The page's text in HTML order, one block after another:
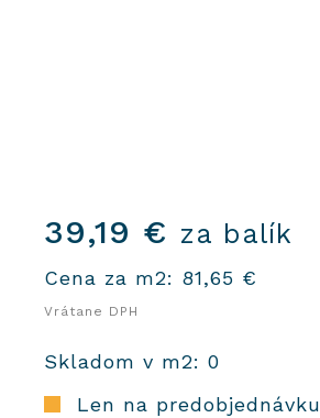
39,19 € za balík
Cena za m2: 81,65 €
Vrátane DPH
Skladom v m2: 0
Len na predobjednávku